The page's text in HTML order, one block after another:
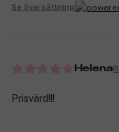
Se översättning
Helena
Prisvärd!!!